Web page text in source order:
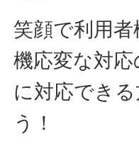
笑顔で利用
機応変な対
に対応でき
う！